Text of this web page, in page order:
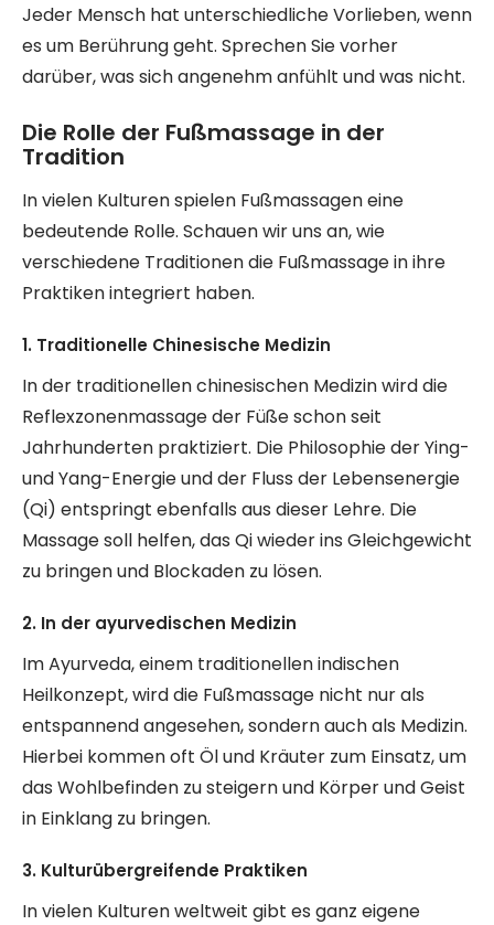
Jeder Mensch hat unterschiedliche Vorlieben, wenn
es um Berührung geht. Sprechen Sie vorher
darüber, was sich angenehm anfühlt und was nicht.
Die Rolle der Fußmassage in der
Tradition
In vielen Kulturen spielen Fußmassagen eine
bedeutende Rolle. Schauen wir uns an, wie
verschiedene Traditionen die Fußmassage in ihre
Praktiken integriert haben.
1. Traditionelle Chinesische Medizin
In der traditionellen chinesischen Medizin wird die
Reflexzonenmassage der Füße schon seit
Jahrhunderten praktiziert. Die Philosophie der Ying-
und Yang-Energie und der Fluss der Lebensenergie
(Qi) entspringt ebenfalls aus dieser Lehre. Die
Massage soll helfen, das Qi wieder ins Gleichgewicht
zu bringen und Blockaden zu lösen.
2. In der ayurvedischen Medizin
Im Ayurveda, einem traditionellen indischen
Heilkonzept, wird die Fußmassage nicht nur als
entspannend angesehen, sondern auch als Medizin.
Hierbei kommen oft Öl und Kräuter zum Einsatz, um
das Wohlbefinden zu steigern und Körper und Geist
in Einklang zu bringen.
3. Kulturübergreifende Praktiken
In vielen Kulturen weltweit gibt es ganz eigene